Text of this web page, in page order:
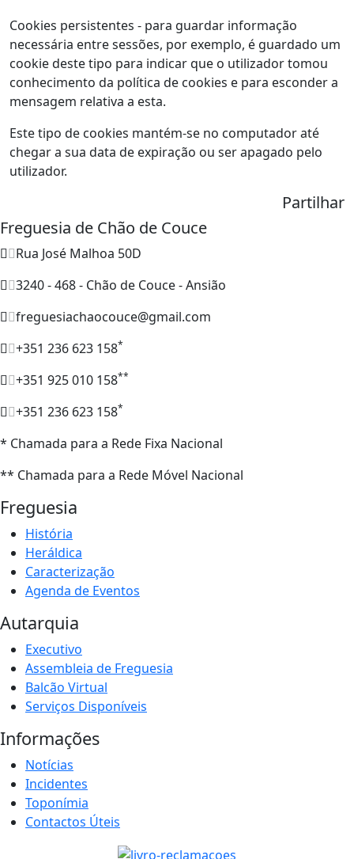
Cookies persistentes - para guardar informação
necessária entre sessões, por exemplo, é guardado um
cookie deste tipo para indicar que o utilizador tomou
conhecimento da política de cookies e para esconder a
mensagem relativa a esta.
Este tipo de cookies mantém-se no computador até
chegar a sua data de expiração ou ser apagado pelo
utilizador.
Partilhar
Freguesia de Chão de Couce
Rua José Malhoa 50D
3240 - 468 - Chão de Couce - Ansião
freguesiachaocouce@gmail.com
+351 236 623 158*
+351 925 010 158**
+351 236 623 158*
* Chamada para a Rede Fixa Nacional
** Chamada para a Rede Móvel Nacional
Freguesia
História
Heráldica
Caracterização
Agenda de Eventos
Autarquia
Executivo
Assembleia de Freguesia
Balcão Virtual
Serviços Disponíveis
Informações
Notícias
Incidentes
Toponímia
Contactos Úteis